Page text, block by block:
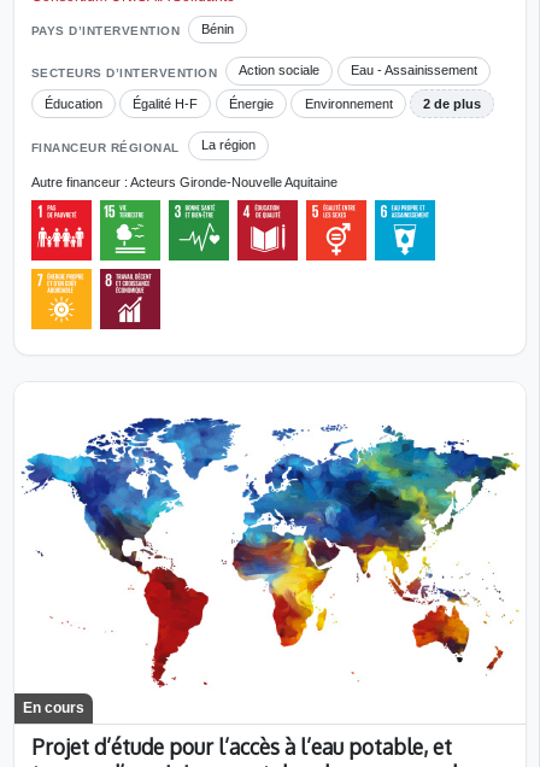
PAYS D’INTERVENTION Bénin
SECTEURS D’INTERVENTION Action sociale Eau - Assainissement
Éducation Égalité H-F Énergie Environnement 2 de plus
FINANCEUR RÉGIONAL La région
Autre financeur : Acteurs Gironde-Nouvelle Aquitaine
En cours
Projet d’étude pour l’accès à l’eau potable, et